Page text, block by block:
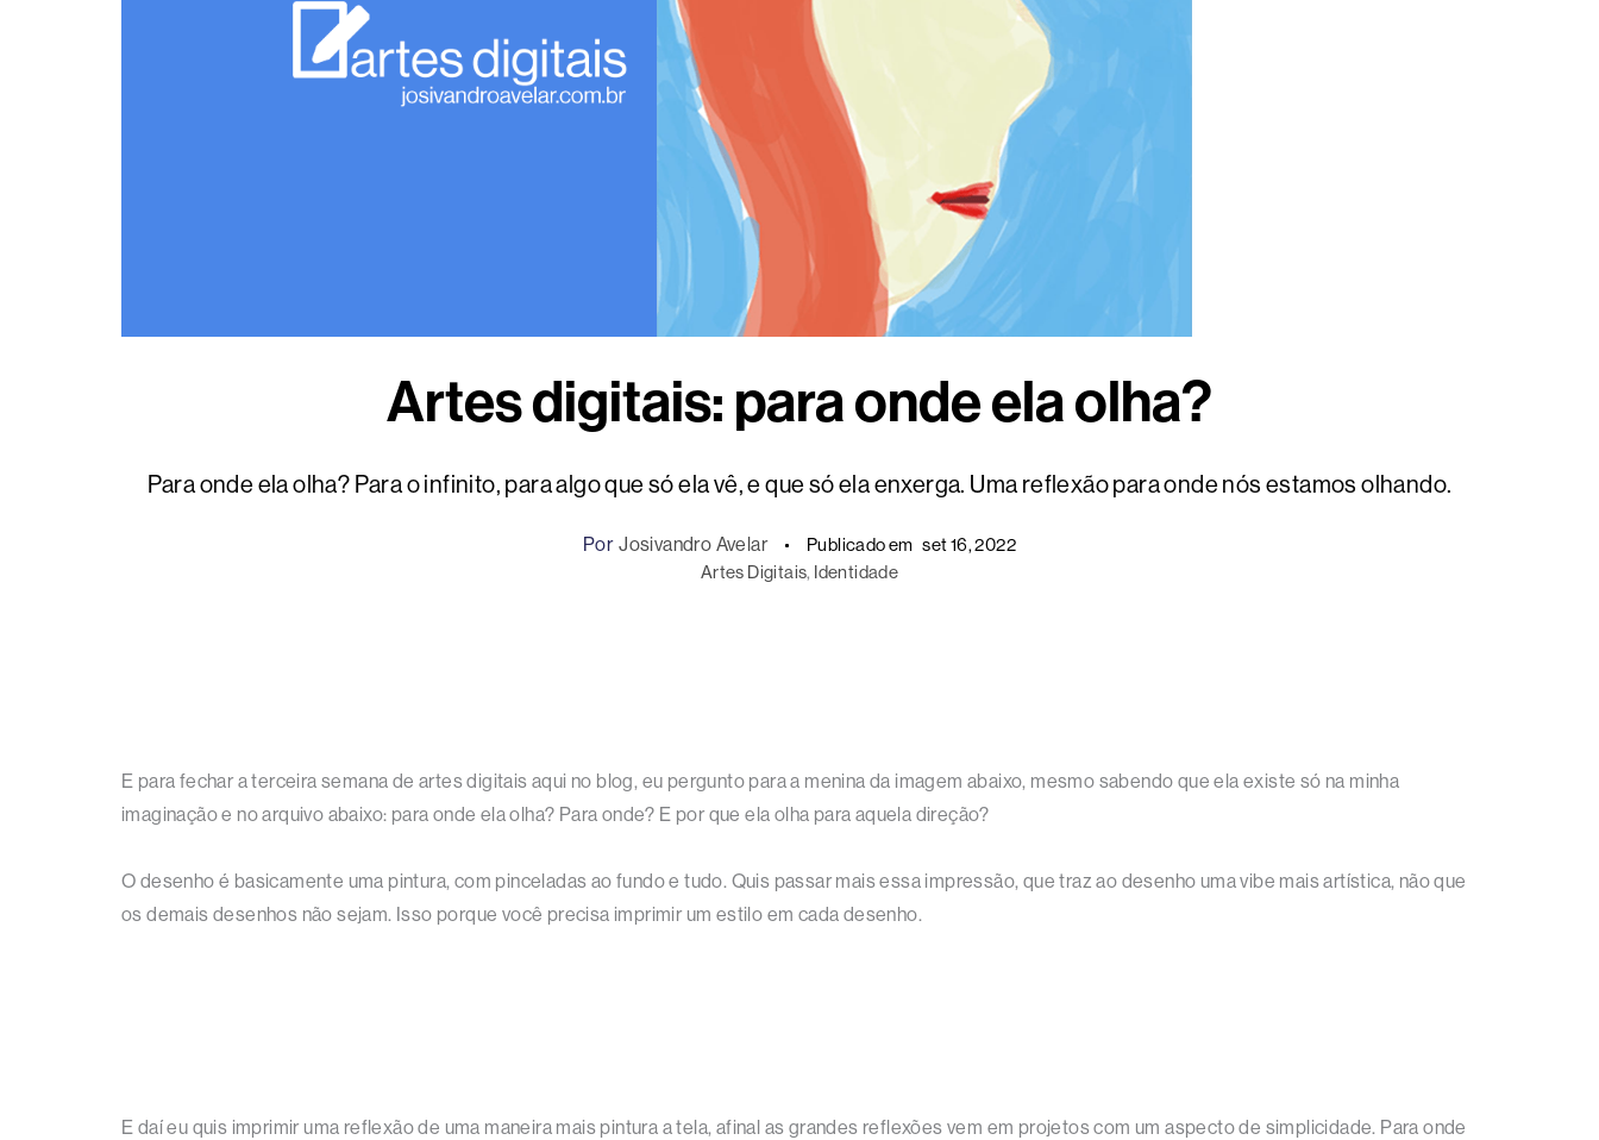
Artes digitais: para onde ela olha?
Para onde ela olha? Para o infinito, para algo que só ela vê, e que só ela enxerga. Uma reflexão para onde nós estamos olhando.
Por Josivandro Avelar Publicado em set 16, 2022
Artes Digitais, Identidade
E para fechar a terceira semana de artes digitais aqui no blog, eu pergunto para a menina da imagem abaixo, mesmo sabendo que ela existe só na minha
imaginação e no arquivo abaixo: para onde ela olha? Para onde? E por que ela olha para aquela direção?
O desenho é basicamente uma pintura, com pinceladas ao fundo e tudo. Quis passar mais essa impressão, que traz ao desenho uma vibe mais artística, não que
os demais desenhos não sejam. Isso porque você precisa imprimir um estilo em cada desenho.
E daí eu quis imprimir uma reflexão de uma maneira mais pintura a tela, afinal as grandes reflexões vem em projetos com um aspecto de simplicidade. Para onde